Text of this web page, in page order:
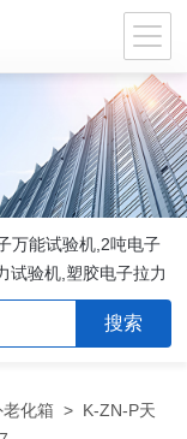
万能试验机,2吨电子
试验机,塑胶电子拉力
化箱 > K-ZN-P天